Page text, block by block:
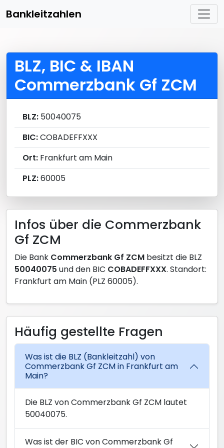
Bankleitzahlen
BLZ, BIC & IBAN
Commerzbank Gf ZCM
BLZ: 50040075
BIC:COBADEFFXXX
Ort: Frankfurt am Main
PLZ:60005
Infos über die Commerzbank
Gf ZCM
Die Bank Commerzbank Gf ZCM besitzt die BLZ
50040075 und den BIC COBADEFFXXX. Standort:
Frankfurt am Main (PLZ 60005).
Häufig gestellte Fragen
Was ist die BLZ (Bankleitzahl) von
Commerzbank Gf ZCM in Frankfurt am
Main?
Die BLZ von Commerzbank Gf ZCM lautet
50040075.
Was ist der BIC von Commerzbank Gf